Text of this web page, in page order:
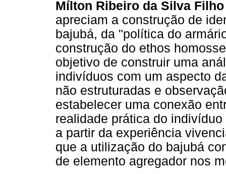
Mílton Ribeiro da Silva
apreciam a construção de
bajubá, da "política do
construção do ethos
objetivo de construir uma
indivíduos com um aspecto
não estruturadas e
estabelecer uma conexão
realidade prática do
a partir da experiência
que a utilização do bajubá
de elemento agregador nos